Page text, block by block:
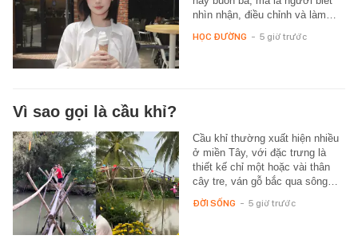
nhìn nhận, điều chỉnh và làm…
HỌC ĐƯỜNG - 5 giờ trước
Vì sao gọi là cầu khỉ?
Cầu khỉ thường xuất hiện nhiều
ở miền Tây, với đặc trưng là
thiết kế chỉ một hoặc vài thân
cây tre, ván gỗ bắc qua sông…
ĐỜI SỐNG - 5 giờ trước